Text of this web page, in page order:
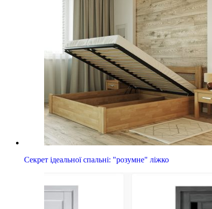
Секрет ідеальної спальні: "розумне" ліжко